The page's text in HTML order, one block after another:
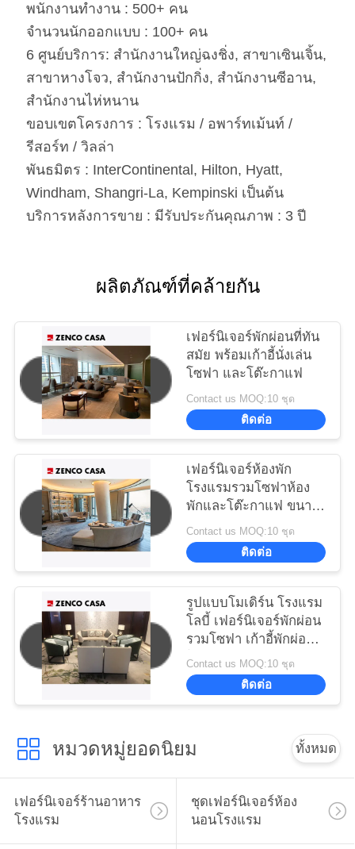
พนักงานทำงาน : 500+ คน
จำนวนนักออกแบบ : 100+ คน
6 ศูนย์บริการ: สำนักงานใหญ่ฉงชิ่ง, สาขาเซินเจิ้น,
สาขาหางโจว, สำนักงานปักกิ่ง, สำนักงานซีอาน,
สำนักงานไห่หนาน
ขอบเขตโครงการ : โรงแรม / อพาร์ทเม้นท์ /
รีสอร์ท / วิลล่า
พันธมิตร : InterContinental, Hilton, Hyatt,
Windham, Shangri-La, Kempinski เป็นต้น
บริการหลังการขาย : มีรับประกันคุณภาพ : 3 ปี
ผลิตภัณฑ์ที่คล้ายกัน
เฟอร์นิเจอร์พักผ่อนที่ทัน
สมัย พร้อมเก้าอี้นั่งเล่น
โซฟา และโต๊ะกาแฟ
Contact us MOQ:10 ชุด
ติดต่อ
เฟอร์นิเจอร์ห้องพัก
โรงแรมรวมโซฟาห้อง
พักและโต๊ะกาแฟ ขนาด
3600 * 900 * 780
Contact us MOQ:10 ชุด
ติดต่อ
รูปแบบโมเดิร์น โรงแรม
โลบี้ เฟอร์นิเจอร์พักผ่อน
รวมโซฟา เก้าอี้พักผ่อน
โต๊ะกาแฟ
Contact us MOQ:10 ชุด
ติดต่อ
หมวดหมู่ยอดนิยม ทั้งหมด
เฟอร์นิเจอร์ร้านอาหาร
โรงแรม
ชุดเฟอร์นิเจอร์ห้อง
นอนโรงแรม